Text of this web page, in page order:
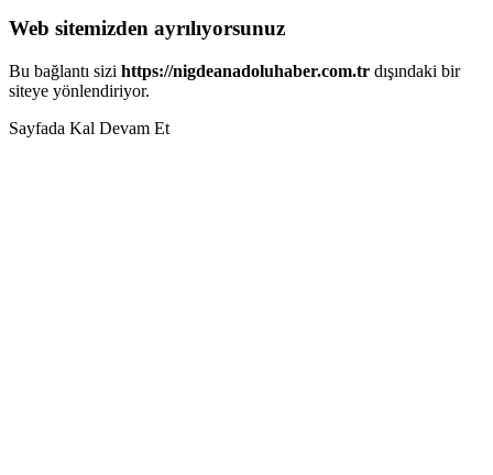
Web sitemizden ayrılıyorsunuz
Bu bağlantı sizi https://nigdeanadoluhaber.com.tr dışındaki bir
siteye yönlendiriyor.
Sayfada Kal Devam Et